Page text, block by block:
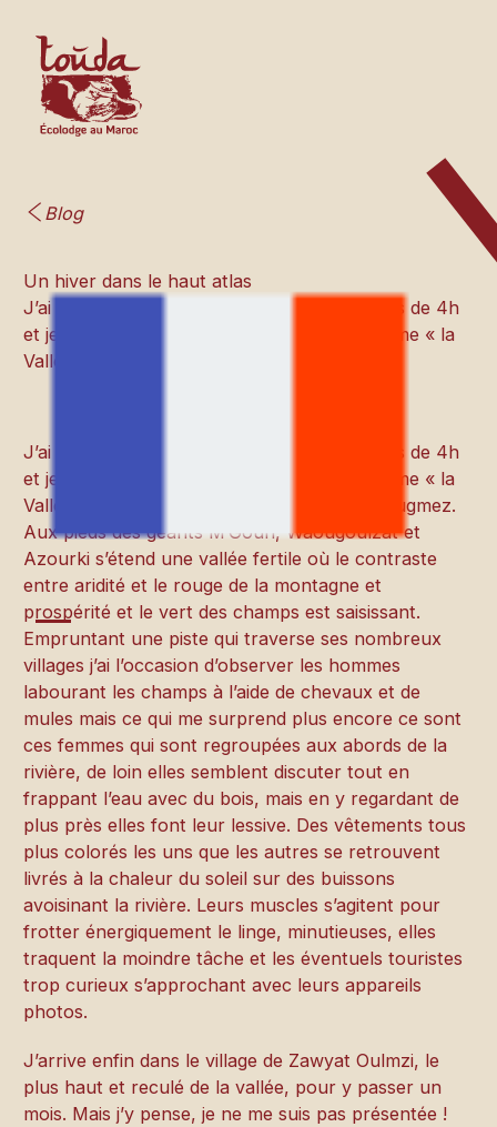
Blog
Un hiver dans le haut atlas
J’ai quitté Marrakech depuis maintenant plus de 4h
et je pénètre enfin dans la vallée qu’on nomme « la
Vallée des gens heureux »
J’ai quitté Marrakech depuis maintenant plus de 4h
et je pénètre enfin dans la vallée qu’on nomme « la
Vallée des gens heureux » : celle des Aït Bougmez.
Aux pieds des géants M’Goun, Waougoulzat et
Azourki s’étend une vallée fertile où le contraste
entre aridité et le rouge de la montagne et
prospérité et le vert des champs est saisissant.
Empruntant une piste qui traverse ses nombreux
villages j’ai l’occasion d’observer les hommes
labourant les champs à l’aide de chevaux et de
mules mais ce qui me surprend plus encore ce sont
ces femmes qui sont regroupées aux abords de la
rivière, de loin elles semblent discuter tout en
frappant l’eau avec du bois, mais en y regardant de
plus près elles font leur lessive. Des vêtements tous
plus colorés les uns que les autres se retrouvent
livrés à la chaleur du soleil sur des buissons
avoisinant la rivière. Leurs muscles s’agitent pour
frotter énergiquement le linge, minutieuses, elles
traquent la moindre tâche et les éventuels touristes
trop curieux s’approchant avec leurs appareils
photos.
J’arrive enfin dans le village de Zawyat Oulmzi, le
plus haut et reculé de la vallée, pour y passer un
mois. Mais j’y pense, je ne me suis pas présentée !